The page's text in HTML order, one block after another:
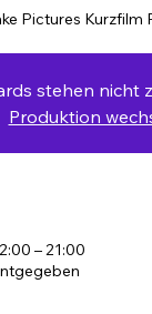
Pictures Kurzfilm
stehen nicht
Produktion
– 21:00